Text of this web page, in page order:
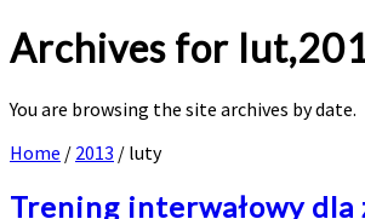
Archives for
You are browsing the site archives by date.
Home / 2013 / luty
Trening interwałowy